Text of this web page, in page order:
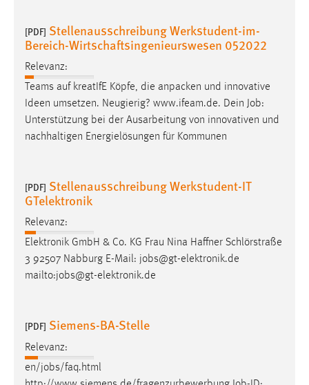
[PDF] Stellenausschreibung Werkstudent-im-
Bereich-Wirtschaftsingenieurswesen 052022
Relevanz:
Teams auf kreatIfE Köpfe, die anpacken und innovative
Ideen umsetzen. Neugierig? www.ifeam.de. Dein Job:
Unterstützung bei der Ausarbeitung von innovativen und
nachhaltigen Energielösungen für Kommunen
[PDF] Stellenausschreibung Werkstudent-IT
GTelektronik
Relevanz:
Elektronik GmbH & Co. KG Frau Nina Haffner Schlörstraße
3 92507 Nabburg E-Mail: jobs@gt-elektronik.de
mailto:jobs@gt-elektronik.de
[PDF] Siemens-BA-Stelle
Relevanz:
en/jobs/faq.html
Cookie Laufzeit:
Facebook Pixel
Name:
_fbp
Zweck:
Conversion-Tracking
Cookie Laufzeit:
3 Monate
EXTERNE MEDIEN
Plattformen anzeigen zu können, werden von diesen
externen Medien Cookies gesetzt.